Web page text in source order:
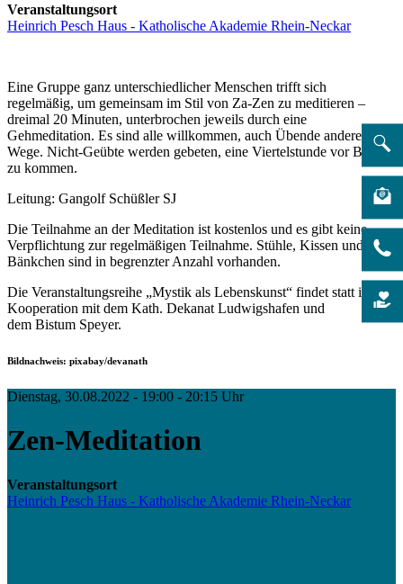
Veranstaltungsort
Heinrich Pesch Haus - Katholische Akademie Rhein-Neckar
Eine Gruppe ganz unterschiedlicher Menschen trifft sich
regelmäßig, um gemeinsam im Stil von Za-Zen zu meditieren –
dreimal 20 Minuten, unterbrochen jeweils durch eine
Gehmeditation. Es sind alle willkommen, auch Übende anderer
Wege. Nicht-Geübte werden gebeten, eine Viertelstunde vor Beginn
zu kommen.
Leitung: Gangolf Schüßler SJ
Die Teilnahme an der Meditation ist kostenlos und es gibt keine
Verpflichtung zur regelmäßigen Teilnahme. Stühle, Kissen und
Bänkchen sind in begrenzter Anzahl vorhanden.
Die Veranstaltungsreihe „Mystik als Lebenskunst“ findet statt in
Kooperation mit dem Kath. Dekanat Ludwigshafen und
dem Bistum Speyer.
Bildnachweis: pixabay/devanath
Dienstag, 30.08.2022 - 19:00 - 20:15 Uhr
Zen-Meditation
Veranstaltungsort
Heinrich Pesch Haus - Katholische Akademie Rhein-Neckar